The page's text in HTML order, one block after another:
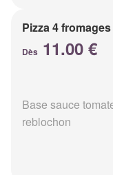
Pizza 4 fromages
Dès 11.00 €
Base sauce
reblochon